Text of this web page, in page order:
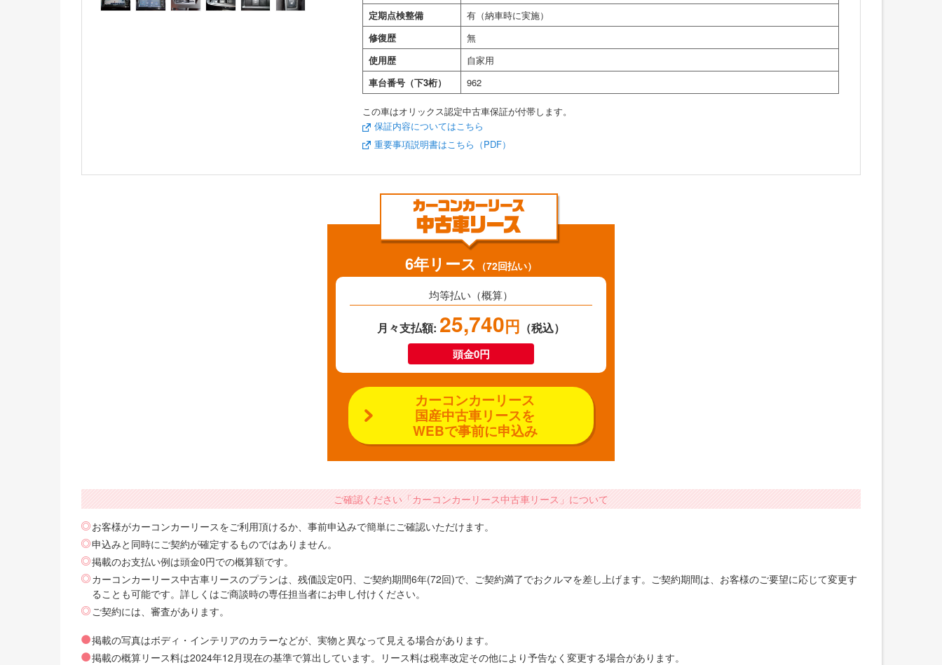
定期点検整備
有（納車時に実施）
修復歴
無
使用歴
自家用
車台番号（下3桁）
962
この車はオリックス認定中古車保証が付帯します。
保証内容についてはこちら
重要事項説明書はこちら（PDF）
6年リース （72回払い）
均等払い（概算）
月々支払額: 25,740円 （税込）
頭金0円
カーコンカーリース
国産中古車リースを
WEBで事前に申込み
ご確認ください「カーコンカーリース中古車リース」について
お客様がカーコンカーリースをご利用頂けるか、事前申込みで簡単にご確認いただけます。
申込みと同時にご契約が確定するものではありません。
掲載のお支払い例は頭金0円での概算額です。
カーコンカーリース中古車リースのプランは、残価設定0円、ご契約期間6年(72回)で、ご契約満了でおクルマを差し上げます。ご契約期間は、お客様のご要望に応じて変更す
ることも可能です。詳しくはご商談時の専任担当者にお申し付けください。
ご契約には、審査があります。
掲載の写真はボディ・インテリアのカラーなどが、実物と異なって見える場合があります。
掲載の概算リース料は2024年12月現在の基準で算出しています。リース料は税率改定その他により予告なく変更する場合があります。